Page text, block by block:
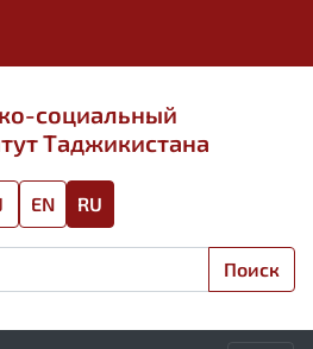
социальный
Таджикистана
Поиск
RU
EN